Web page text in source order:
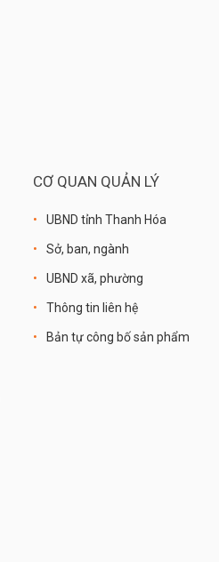
CƠ QUAN QUẢN LÝ
UBND tỉnh Thanh Hóa
Sở, ban, ngành
UBND xã, phường
Thông tin liên hệ
Bản tự công bố sản phẩm